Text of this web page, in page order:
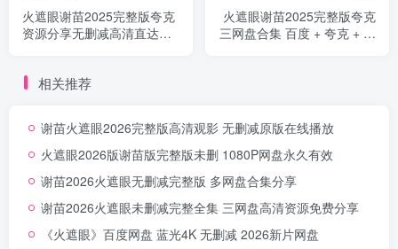
火遮眼谢苗2025完整版夸克
资源分享无删减高清直达链
火遮眼谢苗2025完整版夸克
三网盘合集 百度 + 夸克 + 迅
相关推荐
谢苗火遮眼2026完整版高清观影 无删减原版在线播放
火遮眼2026版谢苗版完整版未删 1080P网盘永久有效
谢苗2026火遮眼无删减完整版 多网盘合集分享
谢苗2026火遮眼未删减完整全集 三网盘高清资源免费分享
《火遮眼》百度网盘 蓝光4K 无删减 2026新片网盘